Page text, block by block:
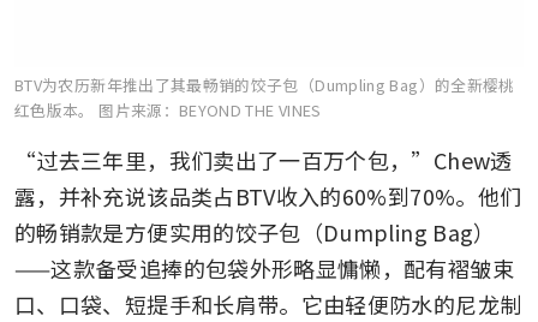
BTV为农历新年推出了其最畅销的饺子包（Dumpling Bag）的全新樱桃
红色版本。 图片来源：BEYOND THE VINES
“过去三年里，我们卖出了一百万个包，”Chew透
露，并补充说该品类占BTV收入的60%到70%。他们
的畅销款是方便实用的饺子包（Dumpling Bag）
——这款备受追捧的包袋外形略显慵懒，配有褶皱束
口、口袋、短提手和长肩带。它由轻便防水的尼龙制